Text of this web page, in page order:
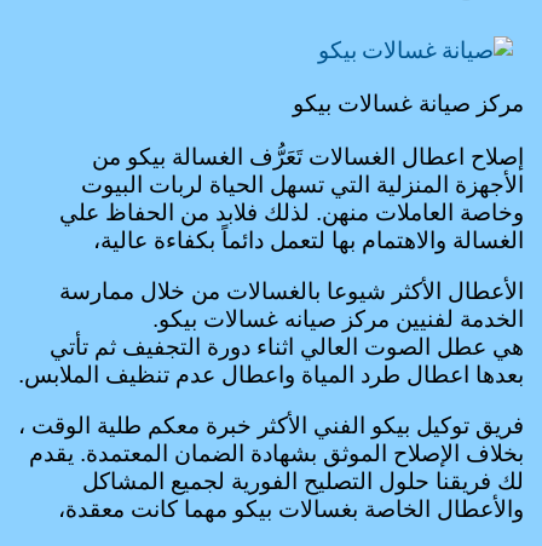
مركز صيانة غسالات بيكو
إصلاح اعطال الغسالاتتَعَرُّف الغسالة بيكو من
الأجهزة المنزلية التي تسهل الحياة لربات البيوت
وخاصة العاملات منهن. لذلك فلابد من الحفاظ علي
الغسالة والاهتمام بها لتعمل دائماً بكفاءة عالية،
الأعطال الأكثر شيوعا بالغسالات من خلال ممارسة
الخدمة لفنيين مركز صيانه غسالات بيكو.
هي عطل الصوت العالي اثناء دورة التجفيف ثم تأتي
بعدها اعطال طرد المياة واعطال عدم تنظيف الملابس.
فريق توكيل بيكو الفني الأكثر خبرة معكم طلية الوقت ،
بخلاف الإصلاح الموثق بشهادة الضمان المعتمدة. يقدم
لك فريقنا حلول التصليح الفورية لجميع المشاكل
والأعطال الخاصة بغسالات بيكو مهما كانت معقدة،